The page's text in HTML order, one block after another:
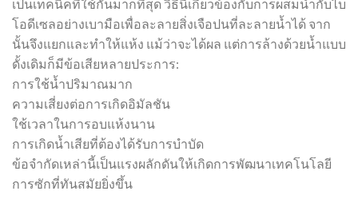
เป็นเทคนิคที่ใช้กันมากที่สุด วิธีนี้เกี่ยวข้องกับการผสมน้ำกับไบ
โอดีเซลอย่างเบามือเพื่อละลายสิ่งเจือปนที่ละลายน้ำได้ จาก
นั้นจึงแยกและทำให้แห้ง แม้ว่าจะได้ผล แต่การล้างด้วยน้ำแบบ
ดั้งเดิมก็มีข้อเสียหลายประการ:
การใช้น้ำปริมาณมาก
ความเสี่ยงต่อการเกิดอิมัลชัน
ใช้เวลาในการอบแห้งนาน
การเกิดน้ำเสียที่ต้องได้รับการบำบัด
ข้อจำกัดเหล่านี้เป็นแรงผลักดันให้เกิดการพัฒนาเทคโนโลยี
การซักที่ทันสมัยยิ่งขึ้น